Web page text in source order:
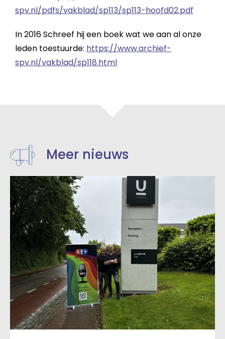
spv.nl/pdfs/vakblad/sp113/sp113-hoofd02.pdf
In 2016 Schreef hij een boek wat we aan al onze
leden toestuurde: https://www.archief-
spv.nl/vakblad/sp118.html
Meer nieuws